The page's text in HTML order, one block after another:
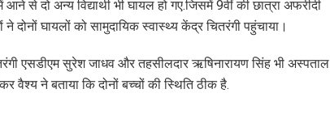
से दो अन्य विद्यार्थी भी घायल हो गए.जिसमें 9वीं की छात्रा अफरीदी
घायलों को सामुदायिक स्वास्थ्य केंद्र चितरंगी पहुंचाया।
एसडीएम सुरेश जाधव और तहसीलदार ऋषिनारायण सिंह भी अस्पताल
वैश्य ने बताया कि दोनों बच्चों की स्थिति ठीक है.